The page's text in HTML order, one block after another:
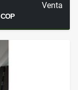
Venta
COP